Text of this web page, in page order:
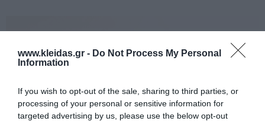
www.kleidas.gr - Do Not Process My Personal
Information
If you wish to opt-out of the sale, sharing to third parties, or
processing of your personal or sensitive information for
targeted advertising by us, please use the below opt-out
Εγγεγραμμένος πελάτης
'Έντυπα-Βιβλία Σχολικών Επιτροπών